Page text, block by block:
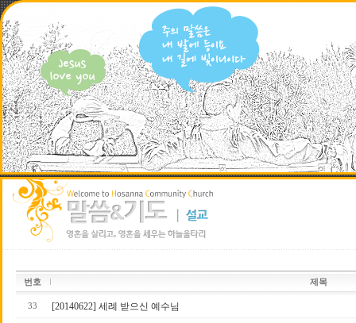
번호 제목
33 [20140622] 세례 받으신 예수님